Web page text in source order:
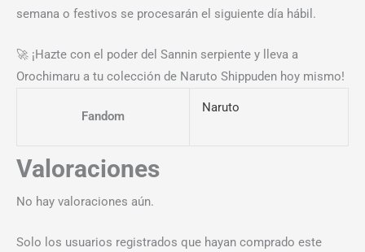
semana o festivos se procesarán el siguiente día hábil.
🚀 ¡Hazte con el poder del Sannin serpiente y lleva a
Orochimaru a tu colección de Naruto Shippuden hoy mismo!
Fandom
Naruto
Valoraciones
No hay valoraciones aún.
Solo los usuarios registrados que hayan comprado este